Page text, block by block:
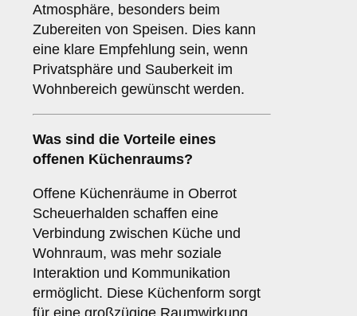
Atmosphäre, besonders beim
Zubereiten von Speisen. Dies kann
eine klare Empfehlung sein, wenn
Privatsphäre und Sauberkeit im
Wohnbereich gewünscht werden.
Was sind die Vorteile eines
offenen Küchenraums?
Offene Küchenräume in Oberrot
Scheuerhalden schaffen eine
Verbindung zwischen Küche und
Wohnraum, was mehr soziale
Interaktion und Kommunikation
ermöglicht. Diese Küchenform sorgt